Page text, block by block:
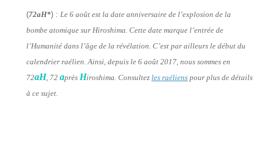
(72aH*) : Le 6 août est la date anniversaire de l’explosion de la
bombe atomique sur Hiroshima. Cette date marque l’entrée de
l’Humanité dans l’âge de la révélation. C’est par ailleurs le début du
calendrier raélien. Ainsi, depuis le 6 août 2017, nous sommes en
72aH, 72 après Hiroshima. Consultez les raéliens pour plus de détails
à ce sujet.